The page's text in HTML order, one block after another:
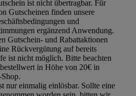
ist nicht übertragbar. Für
Gutscheinen finden unsere
und
ergänzend Anwendung.
Gutschein- und Rabattaktionen
Rückvergütung auf bereits
ist nicht möglich. Bitte beachten
in Höhe von 20€ in
nur einmalig einlösbar. Sollte eine